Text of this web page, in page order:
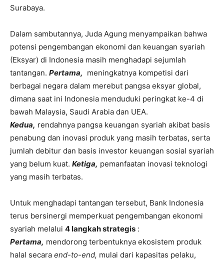
Surabaya.
Dalam sambutannya, Juda Agung menyampaikan bahwa
potensi pengembangan ekonomi dan keuangan syariah
(Eksyar) di Indonesia masih menghadapi sejumlah
tantangan. Pertama, meningkatnya kompetisi dari
berbagai negara dalam merebut pangsa eksyar global,
dimana saat ini Indonesia menduduki peringkat ke-4 di
bawah Malaysia, Saudi Arabia dan UEA.
Kedua, rendahnya pangsa keuangan syariah akibat basis
penabung dan inovasi produk yang masih terbatas, serta
jumlah debitur dan basis investor keuangan sosial syariah
yang belum kuat. Ketiga, pemanfaatan inovasi teknologi
yang masih terbatas.
Untuk menghadapi tantangan tersebut, Bank Indonesia
terus bersinergi memperkuat pengembangan ekonomi
syariah melalui 4 langkah strategis :
Pertama, mendorong terbentuknya ekosistem produk
halal secara end-to-end, mulai dari kapasitas pelaku,